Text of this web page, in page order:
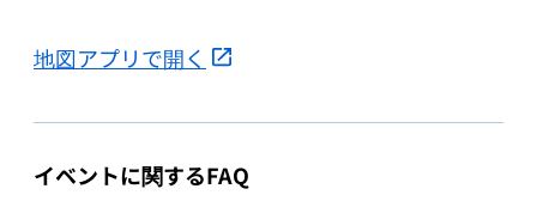
地図アプリで開く
イベントに関するFAQ